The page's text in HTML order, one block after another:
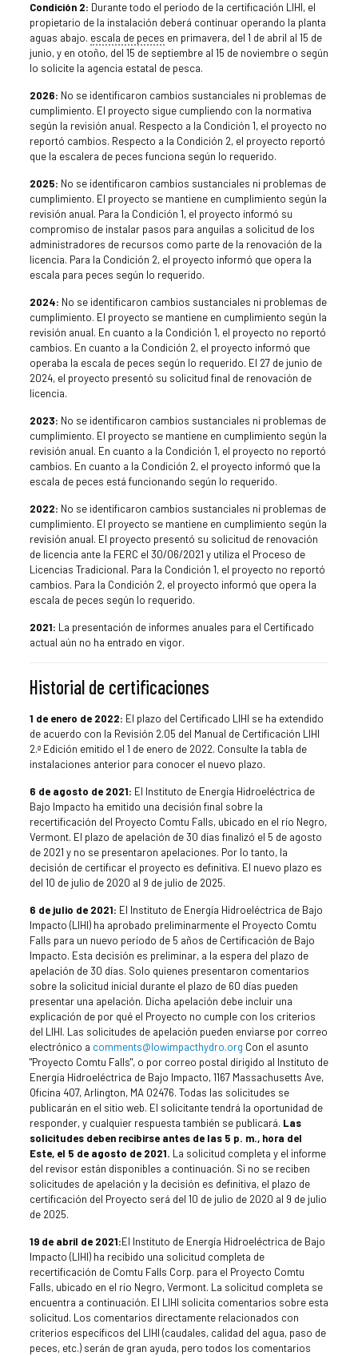
Condición 2: Durante todo el período de la certificación LIHI, el
propietario de la instalación deberá continuar operando la planta
aguas abajo. escala de peces en primavera, del 1 de abril al 15 de
junio, y en otoño, del 15 de septiembre al 15 de noviembre o según
lo solicite la agencia estatal de pesca.
2026: No se identificaron cambios sustanciales ni problemas de
cumplimiento. El proyecto sigue cumpliendo con la normativa
según la revisión anual. Respecto a la Condición 1, el proyecto no
reportó cambios. Respecto a la Condición 2, el proyecto reportó
que la escalera de peces funciona según lo requerido.
2025: No se identificaron cambios sustanciales ni problemas de
cumplimiento. El proyecto se mantiene en cumplimiento según la
revisión anual. Para la Condición 1, el proyecto informó su
compromiso de instalar pasos para anguilas a solicitud de los
administradores de recursos como parte de la renovación de la
licencia. Para la Condición 2, el proyecto informó que opera la
escala para peces según lo requerido.
2024: No se identificaron cambios sustanciales ni problemas de
cumplimiento. El proyecto se mantiene en cumplimiento según la
revisión anual. En cuanto a la Condición 1, el proyecto no reportó
cambios. En cuanto a la Condición 2, el proyecto informó que
operaba la escala de peces según lo requerido. El 27 de junio de
2024, el proyecto presentó su solicitud final de renovación de
licencia.
2023: No se identificaron cambios sustanciales ni problemas de
cumplimiento. El proyecto se mantiene en cumplimiento según la
revisión anual. En cuanto a la Condición 1, el proyecto no reportó
cambios. En cuanto a la Condición 2, el proyecto informó que la
escala de peces está funcionando según lo requerido.
2022: No se identificaron cambios sustanciales ni problemas de
cumplimiento. El proyecto se mantiene en cumplimiento según la
revisión anual. El proyecto presentó su solicitud de renovación
de licencia ante la FERC el 30/06/2021 y utiliza el Proceso de
Licencias Tradicional. Para la Condición 1, el proyecto no reportó
cambios. Para la Condición 2, el proyecto informó que opera la
escala de peces según lo requerido.
2021: La presentación de informes anuales para el Certificado
actual aún no ha entrado en vigor.
Historial de certificaciones
1 de enero de 2022: El plazo del Certificado LIHI se ha extendido
de acuerdo con la Revisión 2.05 del Manual de Certificación LIHI
2.ª Edición emitido el 1 de enero de 2022. Consulte la tabla de
instalaciones anterior para conocer el nuevo plazo.
6 de agosto de 2021: El Instituto de Energía Hidroeléctrica de
Bajo Impacto ha emitido una decisión final sobre la
recertificación del Proyecto Comtu Falls, ubicado en el río Negro,
Vermont. El plazo de apelación de 30 días finalizó el 5 de agosto
de 2021 y no se presentaron apelaciones. Por lo tanto, la
decisión de certificar el proyecto es definitiva. El nuevo plazo es
del 10 de julio de 2020 al 9 de julio de 2025.
6 de julio de 2021: El Instituto de Energía Hidroeléctrica de Bajo
Impacto (LIHI) ha aprobado preliminarmente el Proyecto Comtu
Falls para un nuevo período de 5 años de Certificación de Bajo
Impacto. Esta decisión es preliminar, a la espera del plazo de
apelación de 30 días. Solo quienes presentaron comentarios
sobre la solicitud inicial durante el plazo de 60 días pueden
presentar una apelación. Dicha apelación debe incluir una
explicación de por qué el Proyecto no cumple con los criterios
del LIHI. Las solicitudes de apelación pueden enviarse por correo
electrónico a comments@lowimpacthydro.org Con el asunto
"Proyecto Comtu Falls", o por correo postal dirigido al Instituto de
Energía Hidroeléctrica de Bajo Impacto, 1167 Massachusetts Ave,
Oficina 407, Arlington, MA 02476. Todas las solicitudes se
publicarán en el sitio web. El solicitante tendrá la oportunidad de
responder, y cualquier respuesta también se publicará. Las
solicitudes deben recibirse antes de las 5 p. m., hora del
Este, el 5 de agosto de 2021. La solicitud completa y el informe
del revisor están disponibles a continuación. Si no se reciben
solicitudes de apelación y la decisión es definitiva, el plazo de
certificación del Proyecto será del 10 de julio de 2020 al 9 de julio
de 2025.
19 de abril de 2021:El Instituto de Energía Hidroeléctrica de Bajo
Impacto (LIHI) ha recibido una solicitud completa de
recertificación de Comtu Falls Corp. para el Proyecto Comtu
Falls, ubicado en el río Negro, Vermont. La solicitud completa se
encuentra a continuación. El LIHI solicita comentarios sobre esta
solicitud. Los comentarios directamente relacionados con
criterios específicos del LIHI (caudales, calidad del agua, paso de
peces, etc.) serán de gran ayuda, pero todos los comentarios